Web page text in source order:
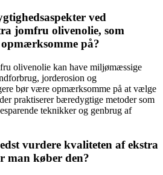
ved
jomfru olivenolie, som
på?
olivenolie kan have miljømæssige
jorderosion og
bør være opmærksomme på at vælge
praktiserer bæredygtige metoder som
teknikker og genbrug af
vurdere kvaliteten af ekstra
man køber den?